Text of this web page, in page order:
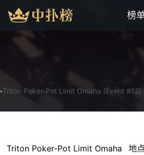
榜
-Triton Poker-Pot Limit Omaha (Event #12)
Triton Poker-Pot Limit Omaha
地